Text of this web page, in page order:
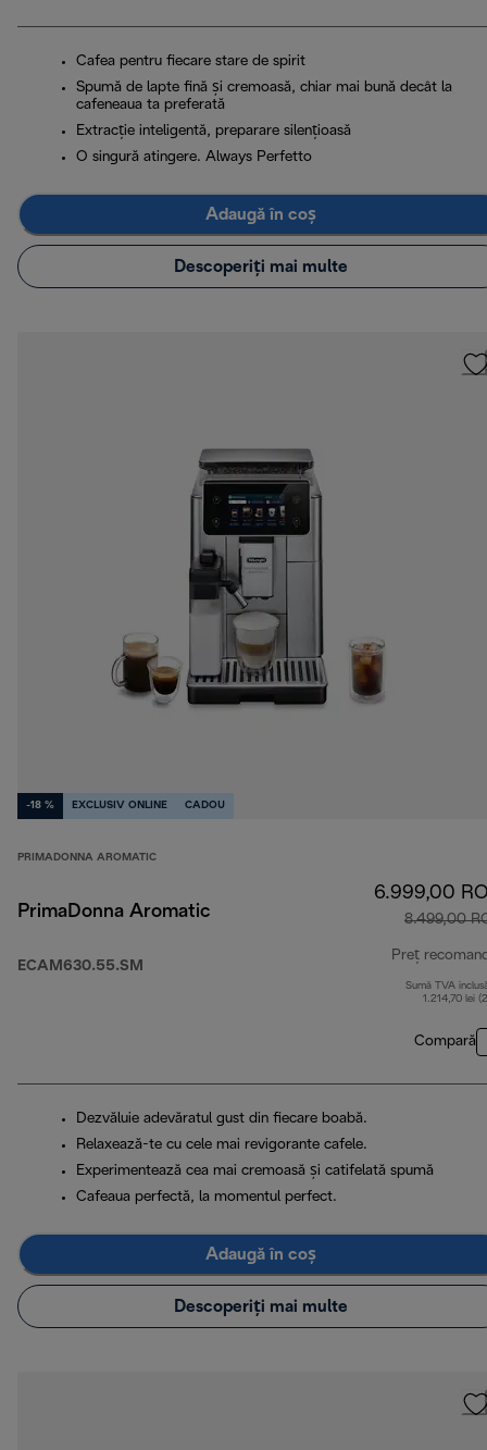
Cafea pentru fiecare stare de spirit
Spumă de lapte fină și cremoasă, chiar mai bună decât la
cafeneaua ta preferată
Extracție inteligentă, preparare silențioasă
O singură atingere. Always Perfetto
Adaugă în coș
Descoperiți mai multe
-18 % EXCLUSIV ONLINE CADOU
PRIMADONNA AROMATIC
PrimaDonna Aromatic
ECAM630.55.SM
6.999,00
8.499,00
Preț
Sumă TVA
1.214,70 lei
Compară
Dezvăluie adevăratul gust din fiecare boabă.
Relaxează-te cu cele mai revigorante cafele.
Experimentează cea mai cremoasă și catifelată spumă
Cafeaua perfectă, la momentul perfect.
Adaugă în coș
Descoperiți mai multe